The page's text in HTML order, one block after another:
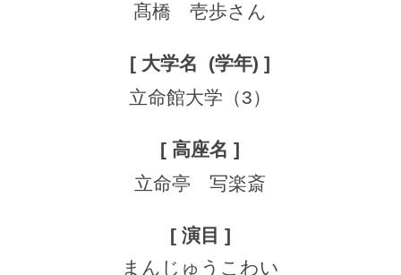
髙橋 壱歩さん
立命館大学（3）
立命亭 写楽斎
まんじゅうこわい